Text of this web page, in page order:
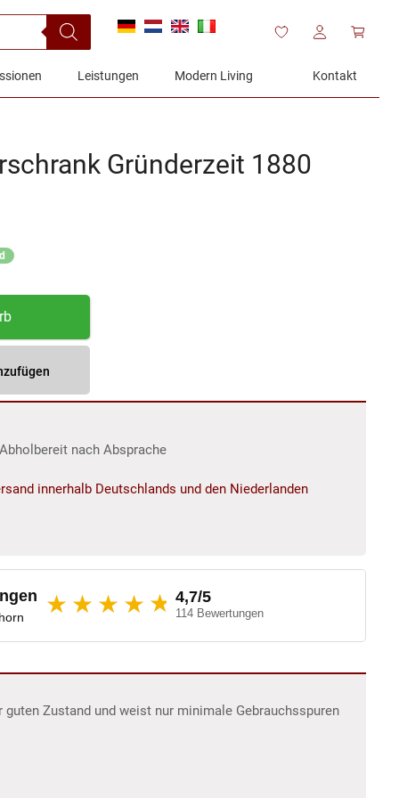
Leistungen Modern Living Kontakt
Gründerzeit 1880
nach Absprache
innerhalb Deutschlands und den Niederlanden
★★★★ ★ 4,7/5
114 Bewertungen
Zustand und weist nur minimale Gebrauchsspuren